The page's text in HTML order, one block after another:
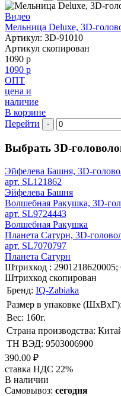
Видео
Мельница Deluxe, 3D-
Артикул: 3D-91010
Артикул скопирован
1090 р
1090 р
ОПТ
цена и
наличие
В корзине
Перейти
-
Выбрать 3D-
Эйфелева Башня, 3D-
арт. SL121862
Эйфелева Башня
Волшебная Ракушка, 3D-
арт. SL9724443
Волшебная Ракушка
Планета Сатурн, 3D-
арт. SL7070797
Планета Сатурн
Штрихкод : 2901218620005;
Штрихкод скопирован
Бренд: IQ-Zabiaka
Размер в упаковке
Вес: 160г.
Страна производства:
ТН ВЭД: 9503006900
390.00 ₽
ставка НДС 22%
В наличии
Самовывоз: сегодня